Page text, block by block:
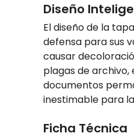
Diseño
El diseño de la
defensa para sus
causar
plagas de
documentos
inestimable para
Ficha Técnica